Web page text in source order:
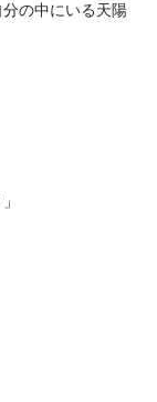
の中にいる天陽